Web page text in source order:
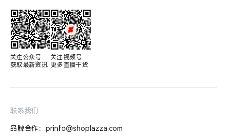
关注公众号
获取最新资讯
关注视频号
更多直播干货
联系我们
品牌合作：prinfo@shoplazza.com